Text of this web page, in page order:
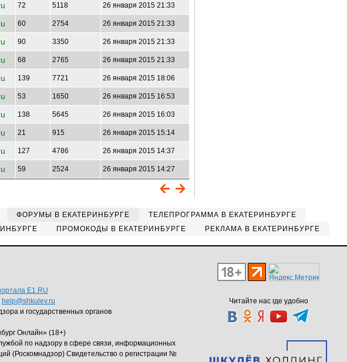
72 5118 26 января 2015 21:33
60 2754 26 января 2015 21:33
90 3350 26 января 2015 21:33
68 2765 26 января 2015 21:33
139 7721 26 января 2015 18:06
53 1650 26 января 2015 16:53
138 5645 26 января 2015 16:03
21 915 26 января 2015 15:14
127 4786 26 января 2015 14:37
59 2524 26 января 2015 14:27
ФОРУМЫ В ЕКАТЕРИНБУРГЕ
ТЕЛЕПРОГРАММА В ЕКАТЕРИНБУРГЕ
ПРОМОКОДЫ В ЕКАТЕРИНБУРГЕ РЕКЛАМА В ЕКАТЕРИНБУРГЕ
Читайте нас где удобно
E1.RU
help@shkulev.ru
и государственных органов
Онлайн» (18+)
по надзору в сфере связи, информационных
(Роскомнадзор) Свидетельство о регистрации №